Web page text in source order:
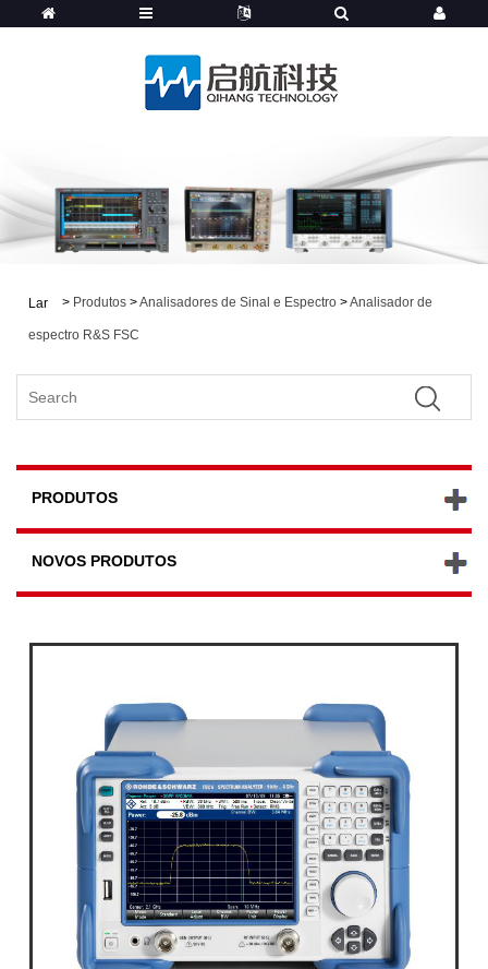
Lar > Produtos >Analisadores de Sinal e Espectro >Analisador de
espectro R&S FSC
PRODUTOS
NOVOS PRODUTOS